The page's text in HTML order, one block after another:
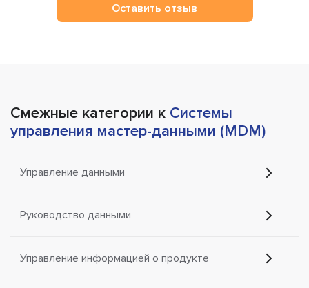
Оставить отзыв
Смежные категории к Системы
управления мастер-данными (MDM)
Управление данными
Руководство данными
Управление информацией о продукте